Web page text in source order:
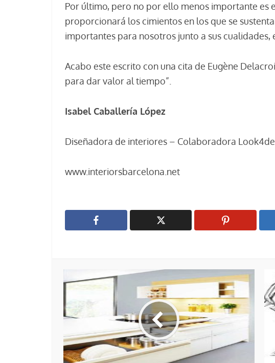
Por último, pero no por ello menos importante es
proporcionará los cimientos en los que se
importantes para nosotros junto a sus cualidades,
Acabo este escrito con una cita de Eugène
para dar valor al tiempo”.
Isabel Caballería López
Diseñadora de interiores – Colaboradora
www.interiorsbarcelona.net